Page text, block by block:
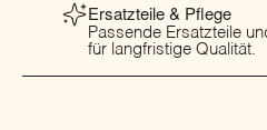
Ersatzteile & Pflege
Passende Ersatzteile
für langfristige Qualität.